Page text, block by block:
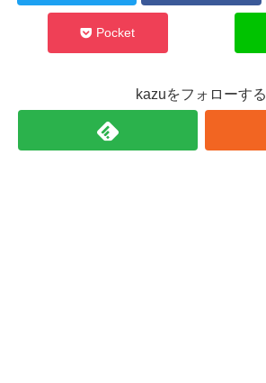
Pocket
kazuをフォローする